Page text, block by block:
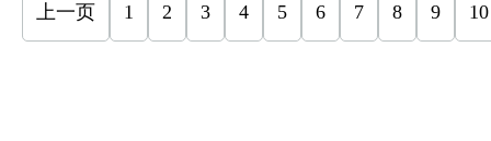
上一页 1 2 3 4 5 6 7 8 9 10